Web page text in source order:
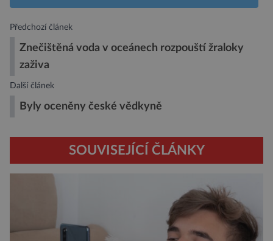
Předchozí článek
Znečištěná voda v oceánech rozpouští žraloky
zaživa
Další článek
Byly oceněny české vědkyně
SOUVISEJÍCÍ ČLÁNKY